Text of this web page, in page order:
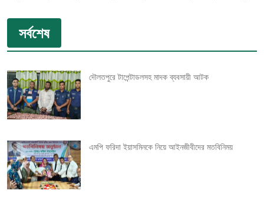
o
t
n
a
v
i
সর্বশেষ
দৌলতপুরে টাপেন্টাডলসহ মাদক ব্যবসায়ী আটক
এমপি ফরিদা ইয়াসমিনকে নিয়ে আইনজীবীদের মতবিনিময়